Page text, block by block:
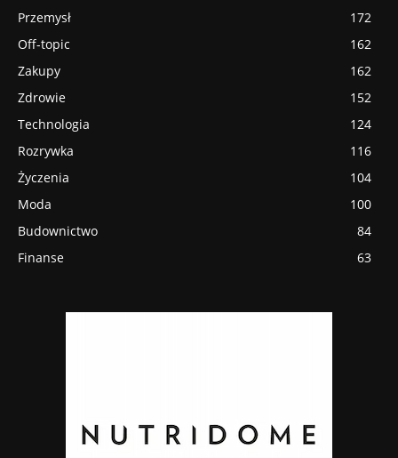
Przemysł
172
Off-topic
162
Zakupy
162
Zdrowie
152
Technologia
124
Rozrywka
116
Życzenia
104
Moda
100
Budownictwo
84
Finanse
63